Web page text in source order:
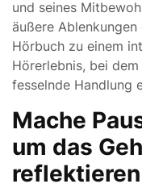
und seines
äußere
Hörbuch zu einem
Hörerlebnis, bei
fesselnde Handlung
Mache
um das